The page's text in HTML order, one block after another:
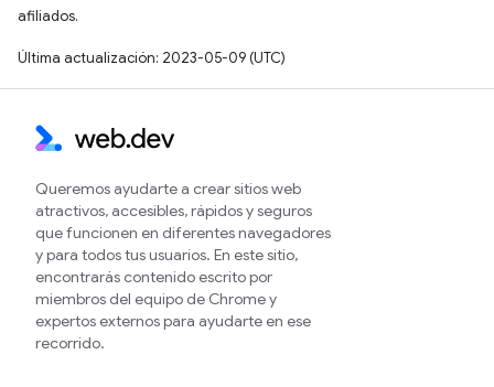
afiliados.
Última actualización: 2023-05-09 (UTC)
Queremos ayudarte a crear sitios web
atractivos, accesibles, rápidos y seguros
que funcionen en diferentes navegadores
y para todos tus usuarios. En este sitio,
encontrarás contenido escrito por
miembros del equipo de Chrome y
expertos externos para ayudarte en ese
recorrido.